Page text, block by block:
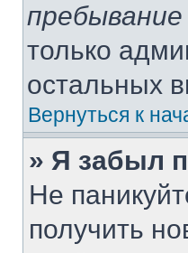
только
остальных
Вернуться к
» Я забыл
Не
получить